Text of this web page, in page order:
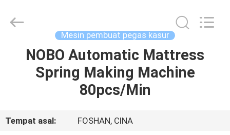
RUMAH
TENTANG
Mesin pembuat pegas kasur
NOBO Automatic Mattress
Spring Making Machine
80pcs/Min
Tempat asal:
FOSHAN, CINA